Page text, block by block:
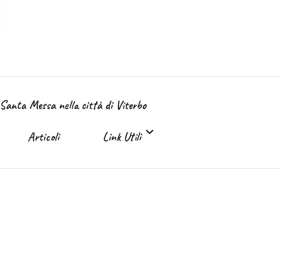
Messa nella città di Viterbo
Articoli Link Utili